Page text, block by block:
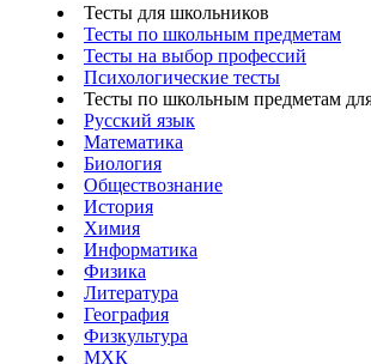
Тесты для школьников
Тесты по школьным предметам
Тесты на выбор профессий
Психологические тесты
Тесты по школьным предметам
Русский язык
Математика
Биология
Обществознание
История
Химия
Информатика
Физика
Литература
География
Физкультура
МХК